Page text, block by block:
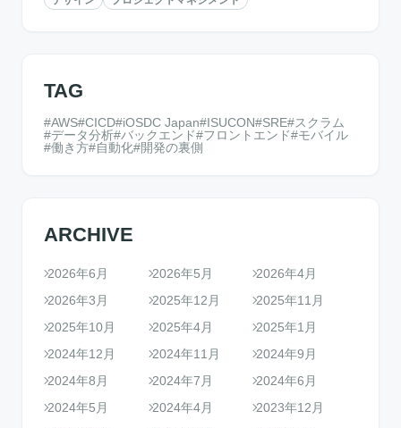
TAG
AWS CICD iOSDC Japan ISUCON SRE スクラム
データ分析 バックエンド フロントエンド
モバイル
働き方
自動化 開発の裏側
ARCHIVE
2026年6月 2026年5月
2026年4月
2026年3月
2025年12月
2025年11月
2025年10月
2025年4月
2025年1月
2024年12月
2024年11月
2024年9月
2024年8月
2024年7月
2024年6月
2024年5月
2024年4月
2023年12月